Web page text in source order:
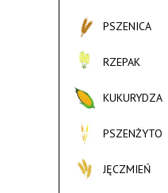
PSZENICA
RZEPAK
KUKURYDZA
PSZENŻYTO
JĘCZMIEŃ